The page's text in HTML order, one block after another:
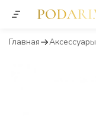
Главная Аксессуары